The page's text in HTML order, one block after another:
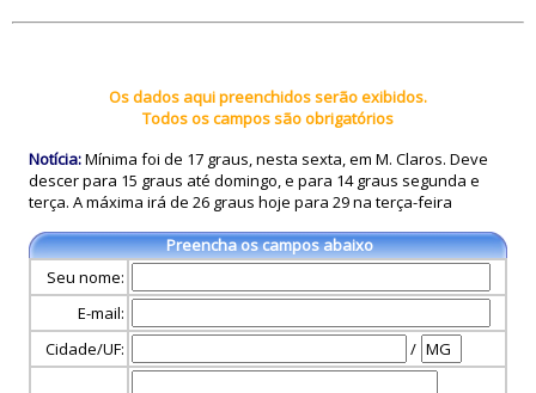
Os dados aqui preenchidos serão exibidos.
Todos os campos são obrigatórios
Notícia:Mínima foi de 17 graus, nesta sexta, em M. Claros. Deve
descer para 15 graus até domingo, e para 14 graus segunda e
terça. A máxima irá de 26 graus hoje para 29 na terça-feira
Preencha os campos abaixo
Seu nome:
E-mail:
Cidade/UF:
/